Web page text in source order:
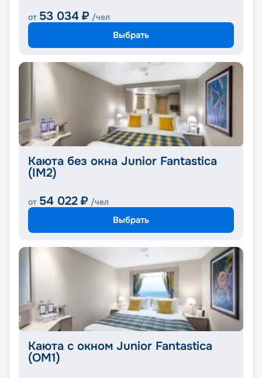
от 53 034 ₽ /чел
Выбрать
Каюта без окна Junior Fantastica
(IM2)
от 54 022 ₽ /чел
Выбрать
Каюта с окном Junior Fantastica
(OM1)